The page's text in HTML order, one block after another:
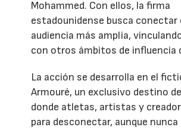
Mohammed. Con ellos, la firma
estadounidense busca conectar
audiencia más amplia,
con otros ámbitos de influencia
La acción se desarrolla en el
Armouré, un exclusivo destino
donde atletas, artistas y
para desconectar, aunque nunca